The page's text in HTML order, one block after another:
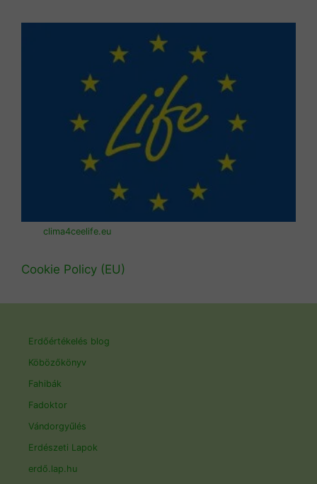
clima4ceelife.eu
Cookie Policy (EU)
Erdőértékelés blog
Köbözőkönyv
Fahibák
Fadoktor
Vándorgyűlés
Erdészeti Lapok
erdő.lap.hu